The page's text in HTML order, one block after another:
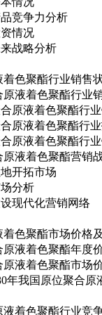
争力分析
况
略分析
色聚酯行业销售
液着色聚酯行业
着色聚酯行业
着色聚酯行业
着色聚酯行业
液着色聚酯营销
拓市场
析
代化营销网络
色聚酯市场价格
液着色聚酯年度
液着色聚酯市场
我国原位聚合原
着色聚酯行业竞